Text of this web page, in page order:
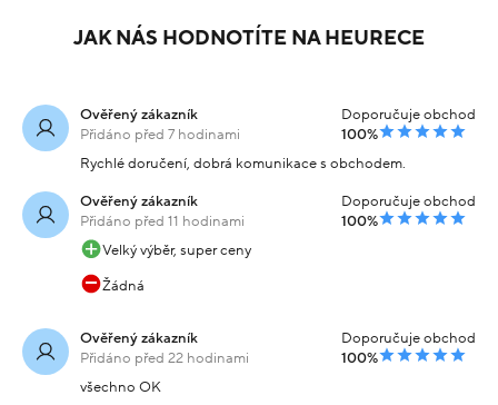
JAK NÁS HODNOTÍTE NA HEURECE
Ověřený zákazník
Přidáno před 7 hodinami
Doporučuje obchod
100%
Rychlé doručení, dobrá komunikace s obchodem.
Ověřený zákazník
Přidáno před 11 hodinami
Doporučuje obchod
100%
Velký výběr, super ceny
Žádná
Ověřený zákazník
Přidáno před 22 hodinami
Doporučuje obchod
100%
všechno OK